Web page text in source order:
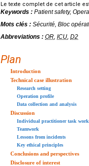
Le texte complet de cet article
Keywords : Patient safety,
Mots clés : Sécurité, Bloc
Abbreviations : OR ICU D2
Plan
Introduction
Technical case illustration
Research setting
Operation profile
Data collection and analysis
Discussion
Individual practitioner task work
Teamwork
Lessons from incidents
Key ethical principles
Conclusions and perspectives
Disclosure of interest